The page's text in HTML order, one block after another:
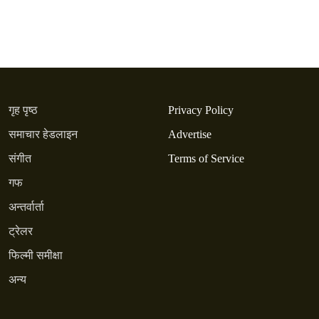
गृह पृष्ठ
समाचार हेडलाइन
संगीत
गफ
अन्तर्वार्ता
ट्रेलर
फिल्मी समीक्षा
अन्य
Privacy Policy
Advertise
Terms of Service